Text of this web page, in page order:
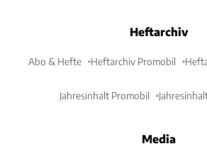
Heftarchiv
Abo & Hefte Heftarchiv Promobil
Jahresinhalt Promobil
Media